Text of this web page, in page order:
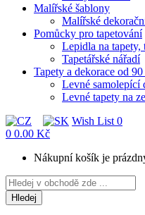
Malířské šablony
Malířské
Pomůcky pro tapetování
Lepidla na tapety,
Tapetářské nářadí
Tapety a dekorace od
Levné samolepící
Levné tapety na
Wish List 0
0 0.00 Kč
Nákupní košík je
Hledej